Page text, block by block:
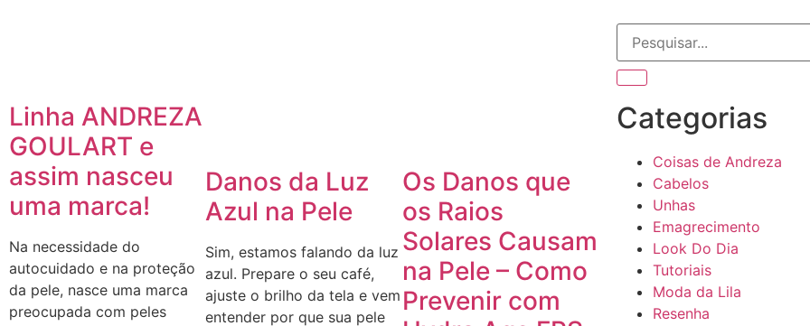
Linha ANDREZA
GOULART e
assim nasceu
uma marca!
Na necessidade do
autocuidado e na proteção
da pele, nasce uma marca
preocupada com peles
Danos da Luz
Azul na Pele
Sim, estamos falando da luz
azul. Prepare o seu café,
ajuste o brilho da tela e vem
entender por que sua pele
Os Danos que
os Raios
Solares Causam
na Pele – Como
Prevenir com
Categorias
Coisas de Andreza
Cabelos
Unhas
Emagrecimento
Look Do Dia
Tutoriais
Moda da Lila
Resenha